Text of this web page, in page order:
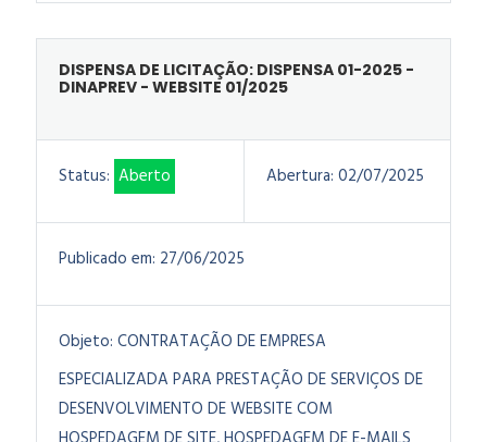
DISPENSA DE LICITAÇÃO: DISPENSA 01-2025 -
DINAPREV - WEBSITE 01/2025
Status: Aberto Abertura: 02/07/2025
Publicado em: 27/06/2025
Objeto: CONTRATAÇÃO DE EMPRESA
ESPECIALIZADA PARA PRESTAÇÃO DE SERVIÇOS DE
DESENVOLVIMENTO DE WEBSITE COM